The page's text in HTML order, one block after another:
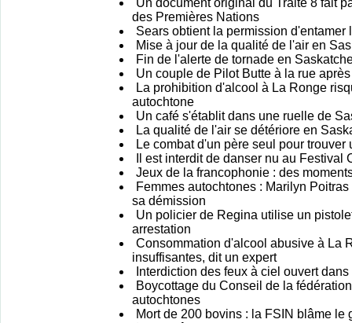
Un document original du Traité 8 fait
des Premières Nations
Sears obtient la permission
Mise à jour de la qualité de l'air en
Fin de l'alerte de tornade en
Un couple de Pilot Butte à la rue
La prohibition d'alcool à La Ronge
autochtone
Un café s'établit dans une ruelle de
La qualité de l'air se détériore en
Le combat d'un père seul pour trouver
Il est interdit de danser nu au Festival
Jeux de la francophonie : des
Femmes autochtones : Marilyn
sa démission
Un policier de Regina utilise un
arrestation
Consommation d'alcool abusive à La
insuffisantes, dit un expert
Interdiction des feux à ciel ouvert
Boycottage du Conseil de la
autochtones
Mort de 200 bovins : la FSIN blâme le